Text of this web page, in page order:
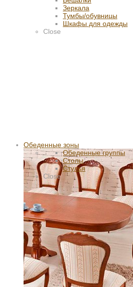
Зеркала
Тумбы/обувницы
Шкафы для одежды
Close
Обеденные зоны
Обеденные группы
Столы
Стулья
Close